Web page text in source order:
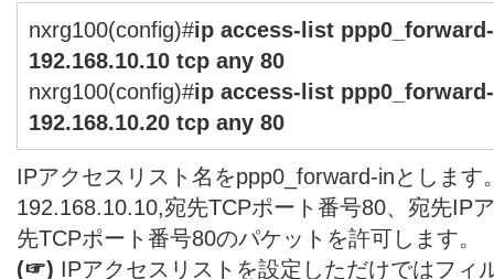
nxrg100(config)#ip access-list
192.168.10.10 tcp any 80
nxrg100(config)#ip access-list
192.168.10.20 tcp any 80
IPアクセスリスト名をppp0_forward-inとします
192.168.10.10,宛先TCPポート番号80、宛先IP
先TCPポート番号80のパケットを許可します。
(☞) IPアクセスリストを設定しただけではフィ